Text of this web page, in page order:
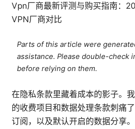
Vpn厂商最新评测与购买指南：
VPN厂商对比
Parts of this article were
assistance. Please double-check
before relying on them.
在隐私条款里藏着成本的影子。
的收费项目和数据处理条款刺痛
订阅，以及默认开启的数据分享